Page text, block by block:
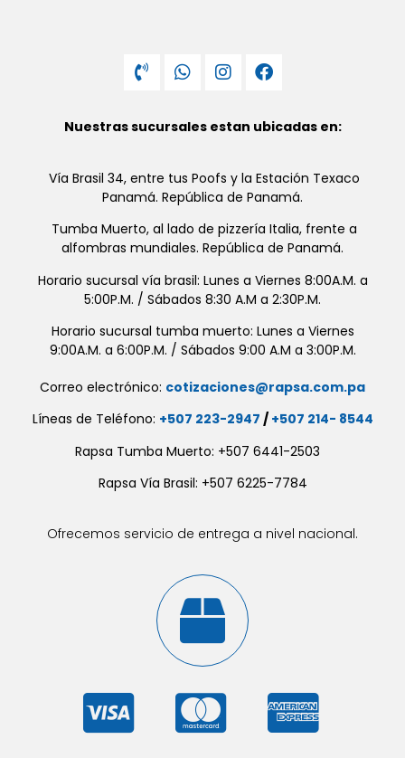
Nuestras sucursales estan ubicadas en:
Vía Brasil 34, entre tus Poofs y la Estación Texaco
Panamá. República de Panamá.
Tumba Muerto, al lado de pizzería Italia, frente a
alfombras mundiales. República de Panamá.
Horario sucursal vía brasil: Lunes a Viernes 8:00A.M. a
5:00P.M. / Sábados 8:30 A.M a 2:30P.M.
Horario sucursal tumba muerto: Lunes a Viernes
9:00A.M. a 6:00P.M. / Sábados 9:00 A.M a 3:00P.M.
Correo electrónico: cotizaciones@rapsa.com.pa
Líneas de Teléfono: +507 223-2947 / +507 214- 8544
Rapsa Tumba Muerto: +507 6441-2503
Rapsa Vía Brasil: +507 6225-7784
Ofrecemos servicio de entrega a nivel nacional.